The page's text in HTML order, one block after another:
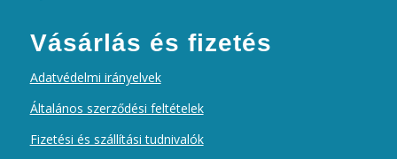
Vásárlás és fizetés
Adatvédelmi irányelvek
Általános szerződési feltételek
Fizetési és szállítási tudnivalók